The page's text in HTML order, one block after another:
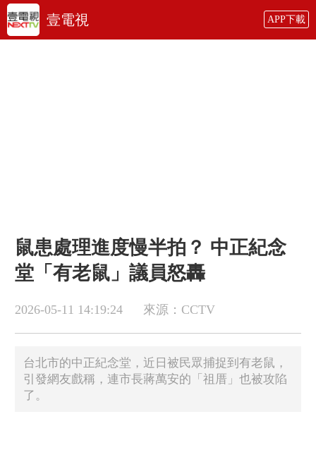
壹電視 APP下載
鼠患處理進度慢半拍？ 中正紀念
堂「有老鼠」議員怒轟
2026-05-11 14:19:24 來源：CCTV
台北市的中正紀念堂，近日被民眾捕捉到有老鼠，
引發網友戲稱，連市長蔣萬安的「祖厝」也被攻陷
了。